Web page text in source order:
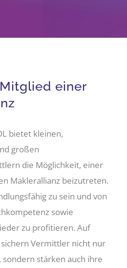
einer
bietet kleinen,
großen
die Möglichkeit, einer
Maklerallianz beizutreten.
zu sein und von
sowie
zu profitieren. Auf
Vermittler nicht nur
stärken auch ihre